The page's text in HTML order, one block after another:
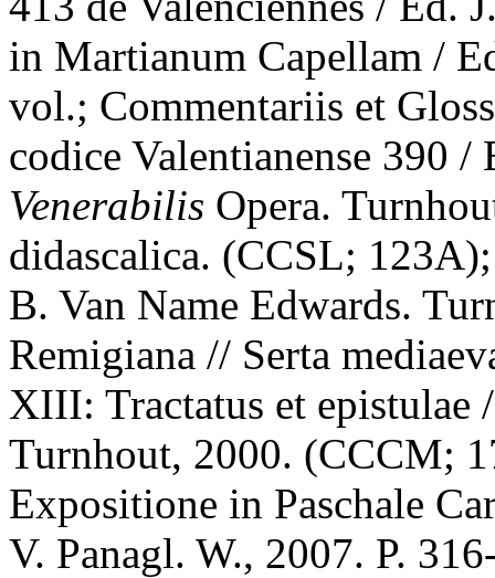
in Martianum Capellam /
vol.; Commentariis et
codice Valentianense 390
Venerabilis Opera.
didascalica. (CCSL;
B. Van Name Edwards.
Remigiana // Serta
XIII: Tractatus et epistulae
Turnhout, 2000. (CCCM;
Expositione in Paschale
V. Panagl. W., 2007. P.